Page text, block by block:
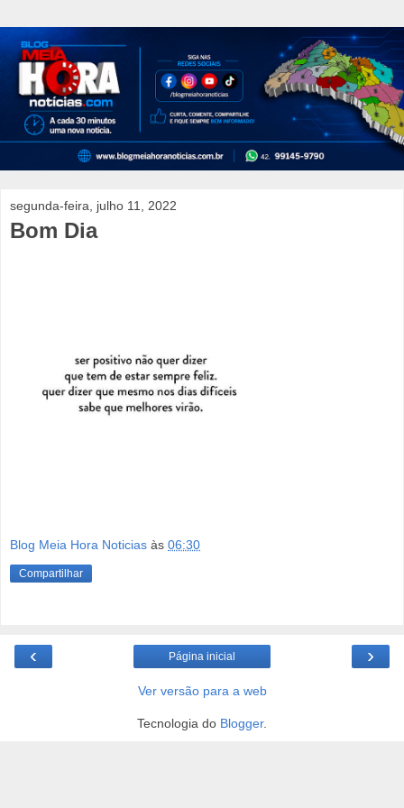
segunda-feira, julho 11, 2022
Bom Dia
Blog Meia Hora Noticias às 06:30
Compartilhar
‹ ›
Página inicial
Ver versão para a web
Tecnologia do Blogger.